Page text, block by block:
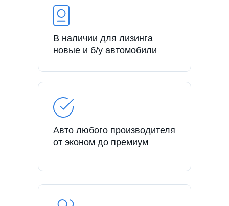
В наличии для лизинга
новые и б/у автомобили
Авто любого производителя
от эконом до премиум